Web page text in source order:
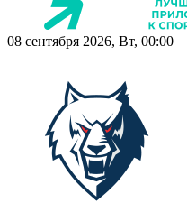
08 сентября 2026, Вт, 00:00